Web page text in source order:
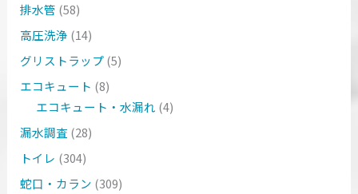
排水管 (58)
高圧洗浄 (14)
グリストラップ(5)
エコキュート (8)
エコキュート・水漏れ (4)
漏水調査 (28)
トイレ (304)
蛇口・カラン (309)